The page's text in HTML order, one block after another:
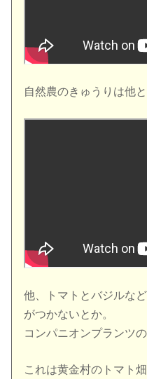
自然農のきゅうりは他
他、トマトとバジルな
がつかないとか。
コンパニオンプランツ
これは黄金村のトマト畑